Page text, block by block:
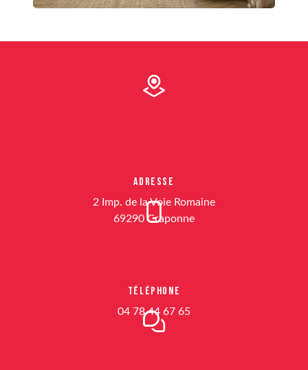
Adresse
2 Imp. de la Voie Romaine
69290 Craponne
Téléphone
04 78 44 67 65